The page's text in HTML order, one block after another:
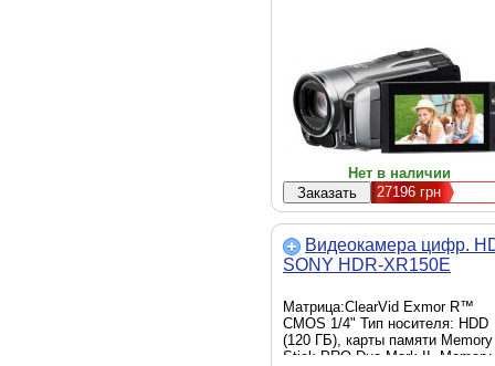
Нет в наличии
27196грн
Видеокамера цифр.
SONY HDR-XR150E
Матрица:ClearVid Exmor R™
CMOS 1/4" Тип носителя: HDD
(120 ГБ), карты памяти Memory
Stick PRO Duo Mark II, Memory